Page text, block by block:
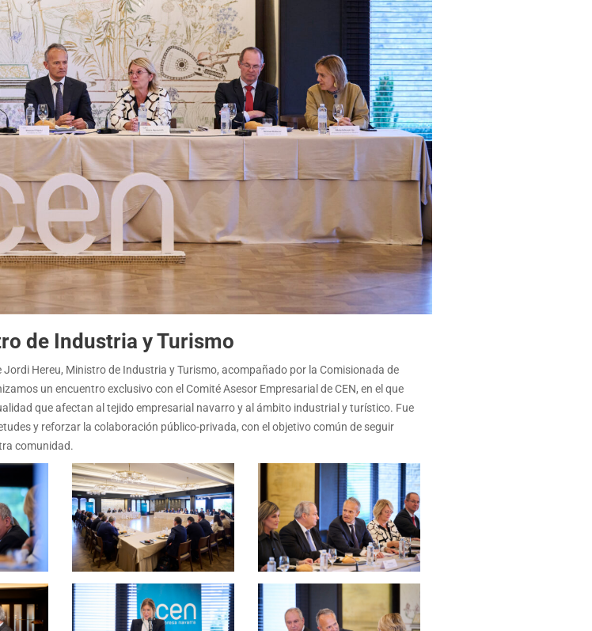
de Industria y Turismo
Hereu, Ministro de Industria y Turismo, acompañado por la Comisionada de
un encuentro exclusivo con el Comité Asesor Empresarial de CEN, en el que
que afectan al tejido empresarial navarro y al ámbito industrial y turístico. Fue
y reforzar la colaboración público-privada, con el objetivo común de seguir
comunidad.